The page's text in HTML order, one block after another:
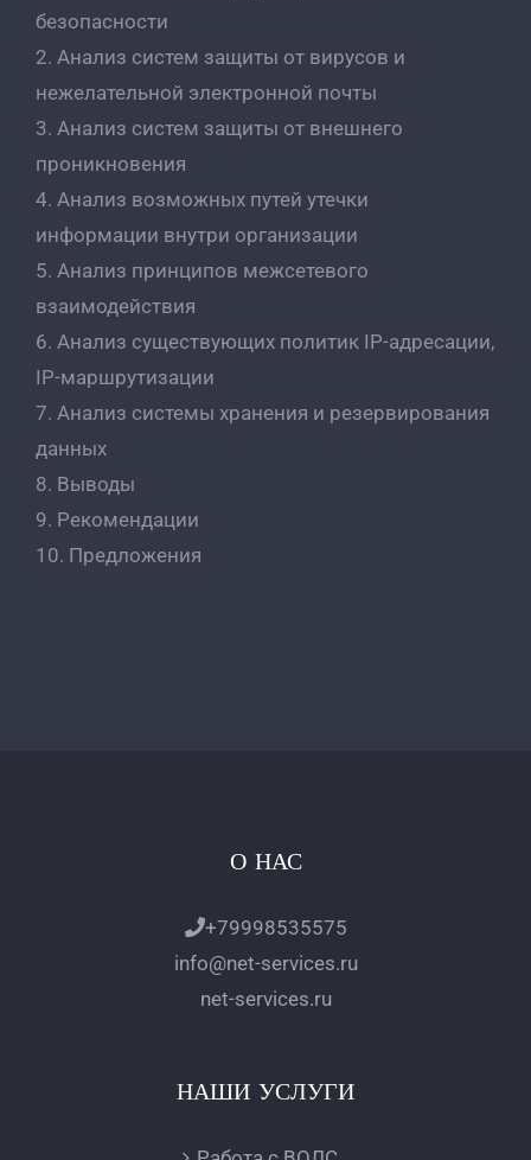
безопасности
2. Анализ систем защиты от вирусов и
нежелательной электронной почты
3. Анализ систем защиты от внешнего
проникновения
4. Анализ возможных путей утечки
информации внутри организации
5. Анализ принципов межсетевого
взаимодействия
6. Анализ существующих политик IP-адресации,
IP-маршрутизации
7. Анализ системы хранения и резервирования
данных
8. Выводы
9. Рекомендации
10. Предложения
О НАС
+79998535575
info@net-services.ru
net-services.ru
НАШИ УСЛУГИ